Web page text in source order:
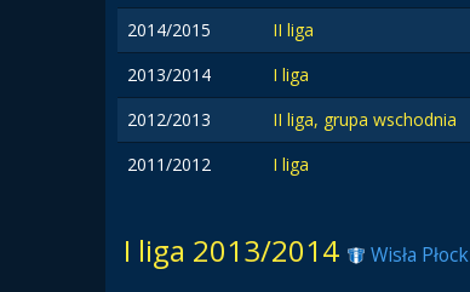
2014/2015
II liga
2013/2014
I liga
2012/2013
II liga, grupa wschodnia
2011/2012
I liga
I liga 2013/2014 Wisła Płock